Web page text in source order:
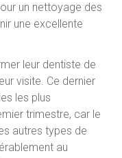
un nettoyage des
une excellente
leur dentiste de
visite. Ce dernier
les plus
trimestre, car le
autres types de
au